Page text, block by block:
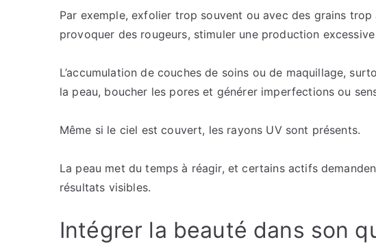
Par exemple, exfolier trop souvent ou avec des grains
provoquer des rougeurs, stimuler une production
L’accumulation de couches de soins ou de maquillage,
la peau, boucher les pores et générer imperfections ou
Même si le ciel est couvert, les rayons UV sont présents.
La peau met du temps à réagir, et certains actifs
résultats visibles.
Intégrer la beauté dans son